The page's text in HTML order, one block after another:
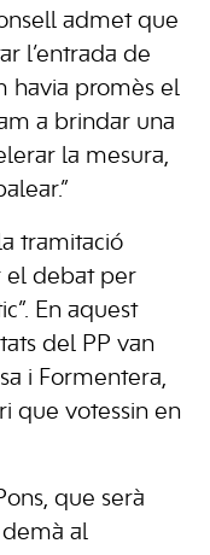
admet que
l’entrada de
havia promès el
a brindar una
la mesura,
tramitació
el debat per
En aquest
del PP van
i Formentera,
que votessin en
que serà
demà al